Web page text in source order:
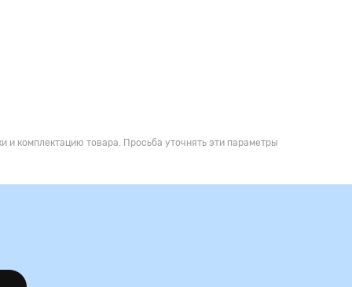
и комплектацию товара. Просьба уточнять эти параметры